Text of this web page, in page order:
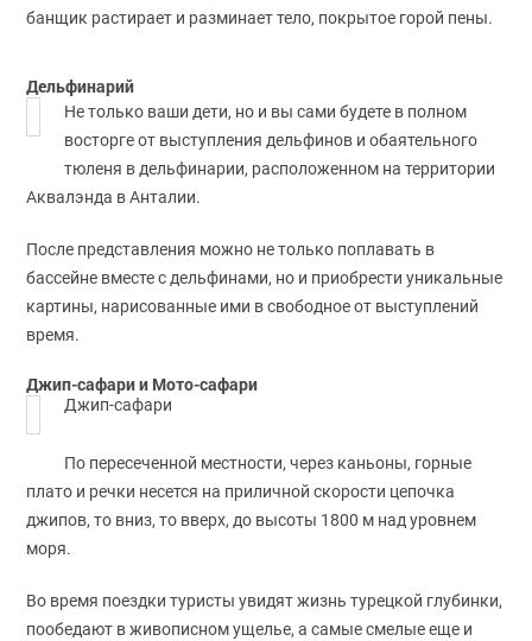
банщик растирает и разминает тело, покрытое горой пены.
Дельфинарий
Не только ваши дети, но и вы сами будете в полном
восторге от выступления дельфинов и обаятельного
тюленя в дельфинарии, расположенном на территории
Аквалэнда в Анталии.
После представления можно не только поплавать в
бассейне вместе с дельфинами, но и приобрести уникальные
картины, нарисованные ими в свободное от выступлений
время.
Джип-сафари и Мото-сафари
Джип-сафари
По пересеченной местности, через каньоны, горные
плато и речки несется на приличной скорости цепочка
джипов, то вниз, то вверх, до высоты 1800 м над уровнем
моря.
Во время поездки туристы увидят жизнь турецкой глубинки,
пообедают в живописном ущелье, а самые смелые еще и